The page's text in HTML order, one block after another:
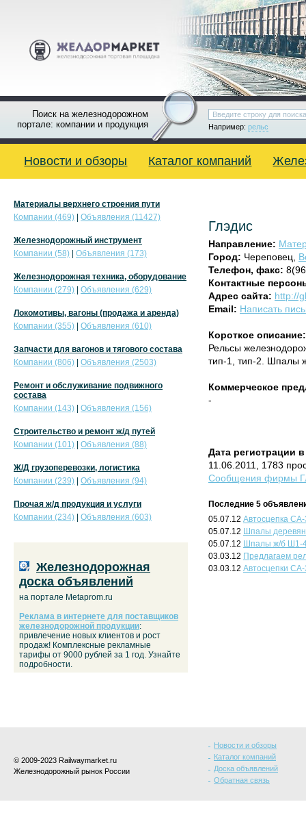
Поиск на железнодорожном
портале: компании и продукция
Например: рельс
Новости и обзоры Каталог компаний
Глэдис
Направление:
Город: Череповец,
Телефон, факс:
Контактные
Адрес сайта: http://
Email: Написать
Короткое описание:
Рельсы
тип-1, тип-2. Шпалы
Коммерческое
-
Дата регистрации в
11.06.2011, 1783
Сообщения фирмы
Последние 5
05.07.12 Автосцепка СА-
05.07.12 Шпалы
05.07.12 Шпалы ж/б Ш1-
03.03.12 Предлагаем
03.03.12 Автосцепки
Материалы верхнего строения пути
Компании (469)
Объявления (11427)
Железнодорожный инструмент
Компании (58)
Объявления (173)
Железнодорожная техника, оборудование
Компании (279)
Объявления (629)
Локомотивы, вагоны (продажа и аренда)
Компании (355)
Объявления (610)
Запчасти для вагонов и тягового состава
Компании (806)
Объявления (2503)
Ремонт и обслуживание подвижного
состава
Компании (143)
Объявления (156)
Строительство и ремонт ж/д путей
Компании (101)
Объявления (88)
Ж/Д грузоперевозки, логистика
Компании (239)
Объявления (94)
Прочая ж/д продукция и услуги
Компании (234)
Объявления (603)
Железнодорожная
доска объявлений
на портале Metaprom.ru
Реклама в интернете для поставщиков
железнодорожной продукции:
привлечение новых клиентов и рост
продаж! Комплексные рекламные
тарифы от 9000 рублей за 1 год. Узнайте
подробности.
© 2009-2023 Railwaymarket.ru
Железнодорожный рынок России
Новости и обзоры
Каталог компаний
Доска объявлений
Обратная связь